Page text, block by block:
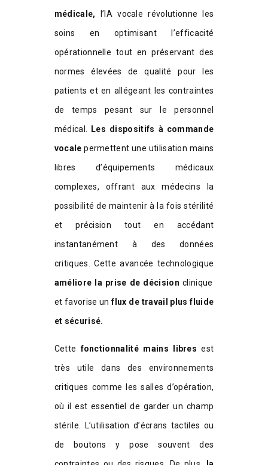
médicale, l’IA vocale révolutionne les
soins en optimisant l’efficacité
opérationnelle tout en préservant des
normes élevées de qualité pour les
patients et en allégeant les contraintes
de temps pesant sur le personnel
médical.
Les dispositifs à commande
vocale permettent une utilisation mains
libres d’équipements médicaux
complexes, offrant aux médecins la
possibilité de maintenir à la fois stérilité
et précision tout en accédant
instantanément à des données
critiques. Cette avancée technologique
améliore la prise de décision clinique
et favorise unflux de travail plus fluide
et sécurisé.
Cettefonctionnalité mains libres est
très utile dans des environnements
critiques comme les salles d’opération,
où il est essentiel de garder un champ
stérile. L’utilisation d’écrans tactiles ou
de boutons y pose souvent des